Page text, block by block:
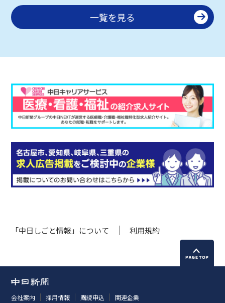
一覧を見る
「中日しごと情報」について 利用規約
会社案内 採用情報 購読申込 関連企業